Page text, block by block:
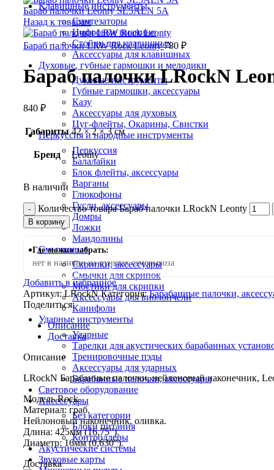
Клавишные инструменты
Синтезаторы
Цифровые пианино
Стойки для клавишных
Аксессуары для клавишных
Духовые, губные гармошки и мелодики
Духовые инструменты
Губные гармошки, аксессуары
Казу
Аксессуары для духовых
Цуг-флейты, Окарины, Свистки
Перкуссия и народные инструменты
Перкуссия
Балалайки
Блок флейты, аксессуары
Варганы
Глюкофоны
Гусли, аксессуары
Домры
Ложки
Мандолины
Смычковые
Скрипки, аксессуары
Смычки для скрипок
Мостики для скрипки
Аксессуары для виолончели
Канифоли
Ударные инструменты
Ударные
Тарелки для акустических барабанных
Тренировочные пэды
Аксессуары для ударных
Барабанные палочки, аксессуары
Световое оборудование
Аксессуары
Без категории
Блоки питания
Контроллеры
Акустические системы
Звуковые карты
Бараб палочки Leonty SL5ALN 5A
Назад к товарам
Бараб палочки LRW Rock Leonty780 ₽
Бараб палочки LRockN
840 ₽
Габариты 42 × 2 × 3 см
Бренд Leonty
В наличии
Количество товара Бараб палочки LRockN Leonty
В корзину
Где можно забрать:
нет в наличии на пунктах самовывоза
Добавить в избранное
Артикул:LRockNКатегория: Барабанные палочки,
Поделиться:
Описание
Доставка
Описание
LRockN Барабанные палочки, нейлоновый наконечник,
Модель Rock.
Материал: граб.
Нейлоновый наконечник, оливка.
Длина: 425мм (16,75″).
Диаметр: 16мм (0,630″).
Доставка